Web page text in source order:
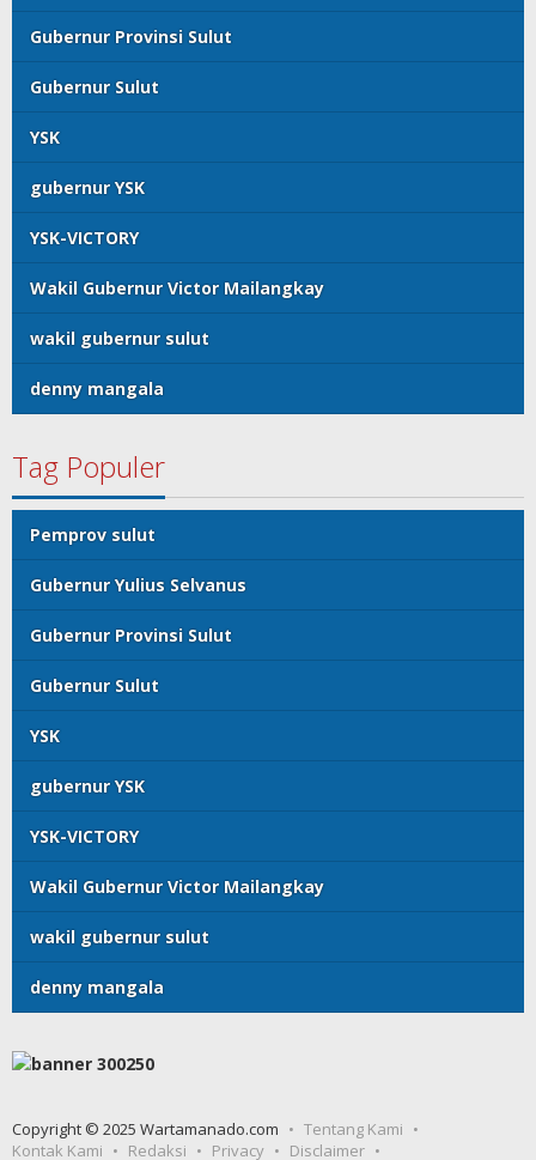
Gubernur Provinsi Sulut
Gubernur Sulut
YSK
gubernur YSK
YSK-VICTORY
Wakil Gubernur Victor Mailangkay
wakil gubernur sulut
denny mangala
Tag Populer
Pemprov sulut
Gubernur Yulius Selvanus
Gubernur Provinsi Sulut
Gubernur Sulut
YSK
gubernur YSK
YSK-VICTORY
Wakil Gubernur Victor Mailangkay
wakil gubernur sulut
denny mangala
Copyright © 2025 Wartamanado.com
Tentang Kami
Kontak Kami
Redaksi Privacy Disclaimer